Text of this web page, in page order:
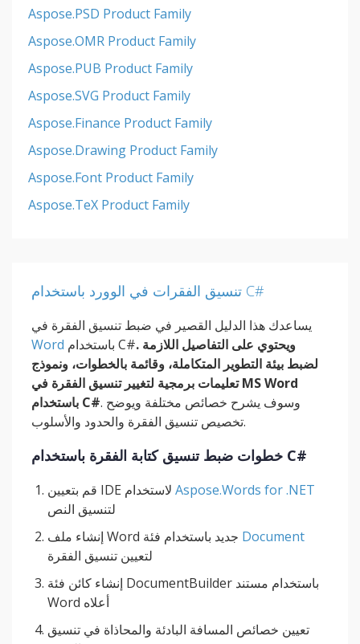
Aspose.PSD Product Family
Aspose.OMR Product Family
Aspose.PUB Product Family
Aspose.SVG Product Family
Aspose.Finance Product Family
Aspose.Drawing Product Family
Aspose.Font Product Family
Aspose.TeX Product Family
تنسيق الفقرات في الوورد باستخدام C#
يساعدك هذا الدليل القصير في ضبط تنسيق الفقرة في
Word
باستخدام C#. ويحتوي على التفاصيل اللازمة
لضبط بيئة التطوير المتكاملة، وقائمة بالخطوات، ونموذج
تعليمات برمجية لتغيير تنسيق الفقرة في MS Word
باستخدام C#. وسوف يشرح خصائص مختلفة ويوضح
تخصيص تنسيق الفقرة والحدود والأسلوب.
خطوات ضبط تنسيق كتابة الفقرة باستخدام C#
Aspose.Words for .NET
لتنسيق النص
Document
لتعيين تنسيق الفقرة
إنشاء كائن فئة DocumentBuilder باستخدام مستند
Word أعلاه
تعيين خصائص المسافة البادئة والمحاذاة في تنسيق